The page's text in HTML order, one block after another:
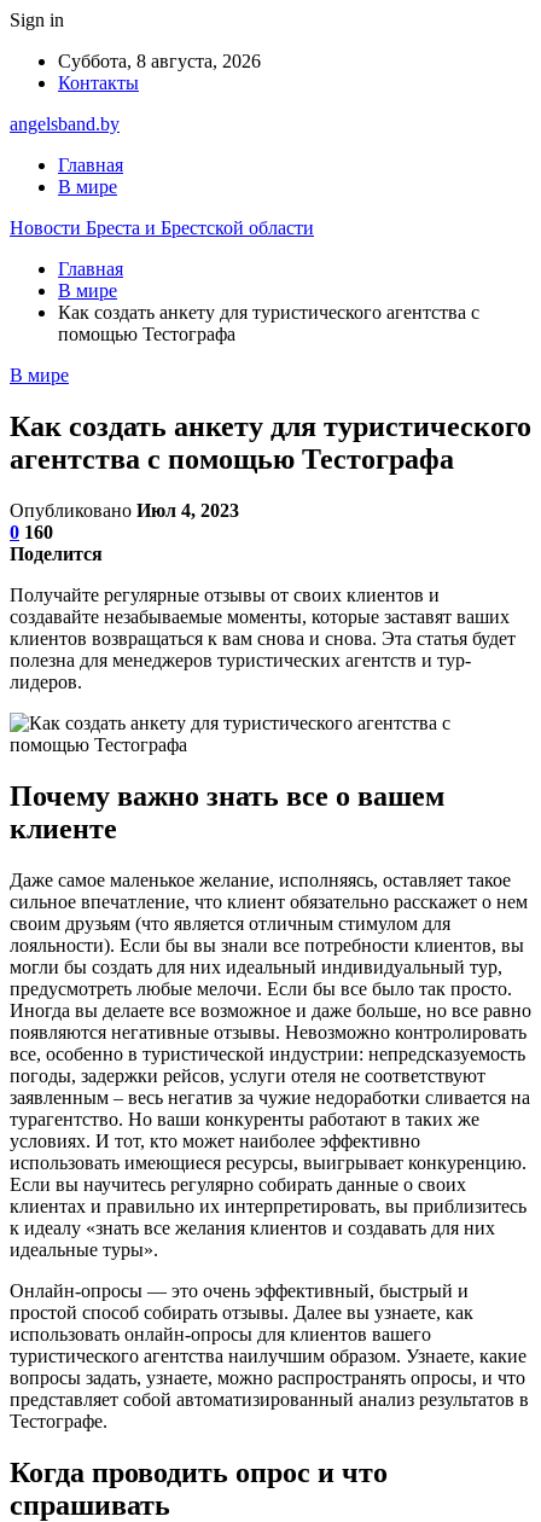
Sign in
Суббота, 8 августа, 2026
Контакты
angelsband.by
Главная
В мире
Новости Бреста и Брестской области
Главная
В мире
Как создать анкету для туристического агентства с
помощью Тестографа
В мире
Как создать анкету для туристического
агентства с помощью Тестографа
Опубликовано Июл 4, 2023
0 160
Поделится
Получайте регулярные отзывы от своих клиентов и
создавайте незабываемые моменты, которые заставят ваших
клиентов возвращаться к вам снова и снова. Эта статья будет
полезна для менеджеров туристических агентств и тур-
лидеров.
Почему важно знать все о вашем
клиенте
Даже самое маленькое желание, исполняясь, оставляет такое
сильное впечатление, что клиент обязательно расскажет о нем
своим друзьям (что является отличным стимулом для
лояльности). Если бы вы знали все потребности клиентов, вы
могли бы создать для них идеальный индивидуальный тур,
предусмотреть любые мелочи. Если бы все было так просто.
Иногда вы делаете все возможное и даже больше, но все равно
появляются негативные отзывы. Невозможно контролировать
все, особенно в туристической индустрии: непредсказуемость
погоды, задержки рейсов, услуги отеля не соответствуют
заявленным – весь негатив за чужие недоработки сливается на
турагентство. Но ваши конкуренты работают в таких же
условиях. И тот, кто может наиболее эффективно
использовать имеющиеся ресурсы, выигрывает конкуренцию.
Если вы научитесь регулярно собирать данные о своих
клиентах и правильно их интерпретировать, вы приблизитесь
к идеалу «знать все желания клиентов и создавать для них
идеальные туры».
Онлайн-опросы — это очень эффективный, быстрый и
простой способ собирать отзывы. Далее вы узнаете, как
использовать онлайн-опросы для клиентов вашего
туристического агентства наилучшим образом. Узнаете, какие
вопросы задать, узнаете, можно распространять опросы, и что
представляет собой автоматизированный анализ результатов в
Тестографе.
Когда проводить опрос и что
спрашивать